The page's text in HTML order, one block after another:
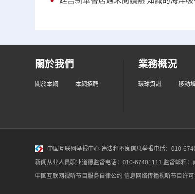
關於我們
關於本網 本網招聘
業務概況
環球資訊 移動
中国互联网举报中心 违法和不良信息举报电话：010-
新闻从业人员职业道德监督电话：010-67401111 监督邮箱
中国互联网视听节目服务自律公约 信息网络传播视听节目许